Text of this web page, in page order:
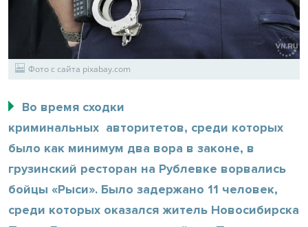
Фото с сайта pixabay.com
Во время сходки
криминальных авторитетов, среди которых
было как минимум два вора в законе, в
грузинский ресторан на Рублевке ворвались
бойцы «Рыси». Было задержано 11 человек,
среди которых оказался житель Новосибирска